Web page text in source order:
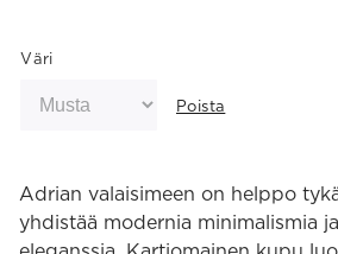
Väri
Poista
Adrian valaisimeen on helppo
yhdistää modernia minimalismia